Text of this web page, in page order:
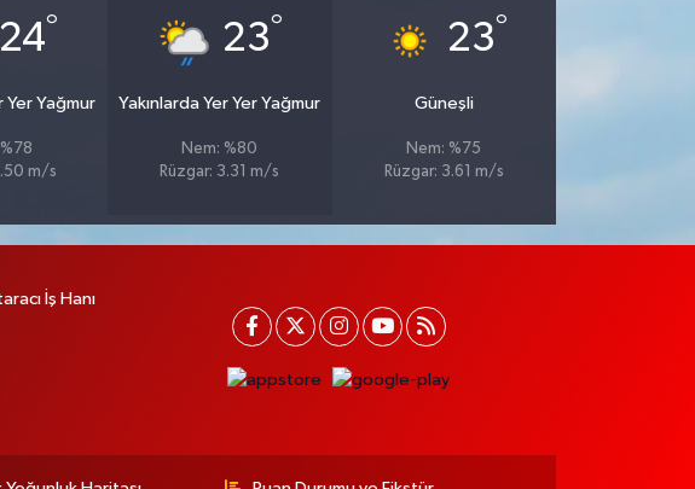
24°
Yer Yağmur
m/s
23°
Yakınlarda Yer Yer Yağmur
Nem: %80
Rüzgar: 3.31 m/s
23°
Güneşli
Nem: %75
Rüzgar: 3.61 m/s
İş Hanı